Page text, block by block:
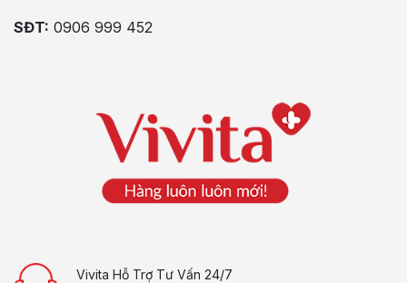
SĐT: 0906 999 452
Vivita Hỗ Trợ Tư Vấn 24/7